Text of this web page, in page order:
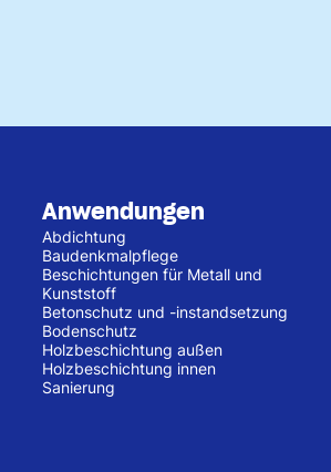
Anwendungen
Abdichtung
Baudenkmalpflege
Beschichtungen für Metall und
Kunststoff
Betonschutz und -instandsetzung
Bodenschutz
Holzbeschichtung außen
Holzbeschichtung innen
Sanierung